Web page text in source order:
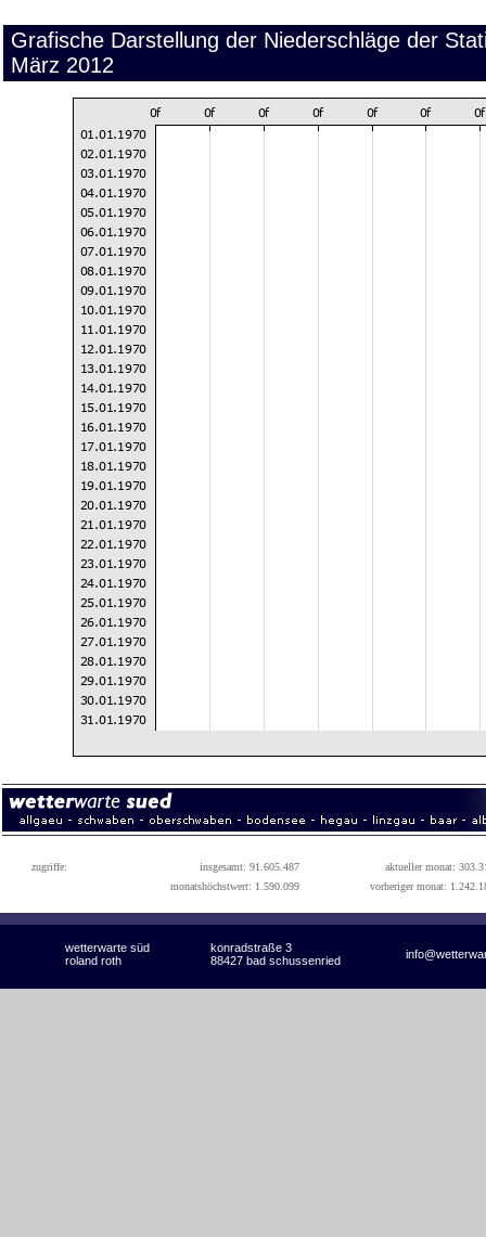
Grafische Darstellung der Niederschläge der
März 2012
zugriffe: insgesamt: 91.605.487
aktueller monat:
monatshöchstwert: 1.590.099
vorheriger monat:
wetterwarte süd konradstraße 3
roland roth 88427 bad schussenried